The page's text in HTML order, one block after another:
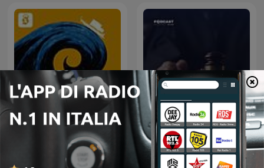
Come inizia l'Odissea أغرب القضايا